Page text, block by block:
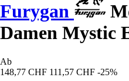
Furygan
Damen Mystic
Ab
148,77 CHF 111,57 CHF -25%